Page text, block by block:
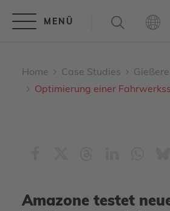
Home Case Studies
Gießerei
Optimierung einer
Amazone testet